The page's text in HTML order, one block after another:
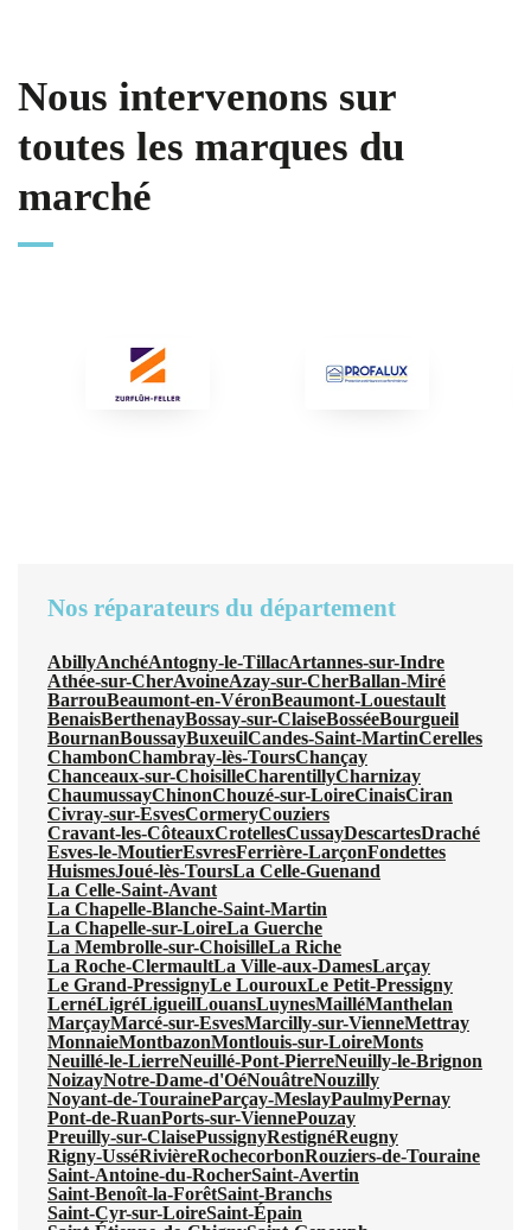
Nous intervenons sur
toutes les marques du
marché
Nos réparateurs du département
AbillyAnchéAntogny-le-TillacArtannes-sur-Indre
Athée-sur-CherAvoineAzay-sur-CherBallan-Miré
BarrouBeaumont-en-VéronBeaumont-Louestault
BenaisBerthenayBossay-sur-ClaiseBosséeBourgueil
BournanBoussayBuxeuilCandes-Saint-MartinCerelles
ChambonChambray-lès-ToursChançay
Chanceaux-sur-ChoisilleCharentillyCharnizay
ChaumussayChinonChouzé-sur-LoireCinaisCiran
Civray-sur-EsvesCormeryCouziers
Cravant-les-CôteauxCrotellesCussayDescartesDraché
Esves-le-MoutierEsvresFerrière-LarçonFondettes
HuismesJoué-lès-ToursLa Celle-Guenand
La Celle-Saint-Avant
La Chapelle-Blanche-Saint-Martin
La Chapelle-sur-LoireLa Guerche
La Membrolle-sur-ChoisilleLa Riche
La Roche-ClermaultLa Ville-aux-DamesLarçay
Le Grand-PressignyLe LourouxLe Petit-Pressigny
LernéLigréLigueilLouansLuynesMailléManthelan
MarçayMarcé-sur-EsvesMarcilly-sur-VienneMettray
MonnaieMontbazonMontlouis-sur-LoireMonts
Neuillé-le-LierreNeuillé-Pont-PierreNeuilly-le-Brignon
NoizayNotre-Dame-d'OéNouâtreNouzilly
Noyant-de-TouraineParçay-MeslayPaulmyPernay
Pont-de-RuanPorts-sur-ViennePouzay
Preuilly-sur-ClaisePussignyRestignéReugny
Rigny-UsséRivièreRochecorbonRouziers-de-Touraine
Saint-Antoine-du-RocherSaint-Avertin
Saint-Benoît-la-ForêtSaint-Branchs
Saint-Cyr-sur-LoireSaint-Épain